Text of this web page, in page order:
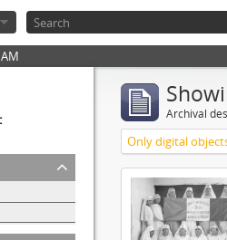
1
Archival
Only digital